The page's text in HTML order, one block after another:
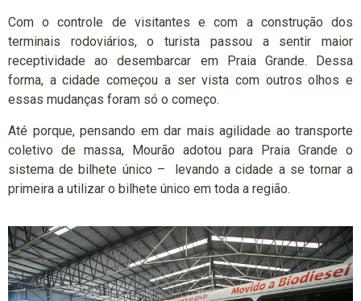
Com o controle de visitantes e com a construção dos
terminais rodoviários, o turista passou a sentir maior
receptividade ao desembarcar em Praia Grande. Dessa
forma, a cidade começou a ser vista com outros olhos e
essas mudanças foram só o começo.
Até porque, pensando em dar mais agilidade ao transporte
coletivo de massa, Mourão adotou para Praia Grande o
sistema de bilhete único – levando a cidade a se tornar a
primeira a utilizar o bilhete único em toda a região.